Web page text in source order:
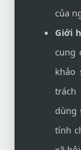
của
Giới
cung
khảo
dùng
tính